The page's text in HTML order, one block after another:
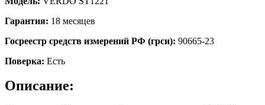
Гарантия: 18 месяцев
Госреестр средств измерений РФ (грси): 90665-23
Поверка: Есть
Описание: